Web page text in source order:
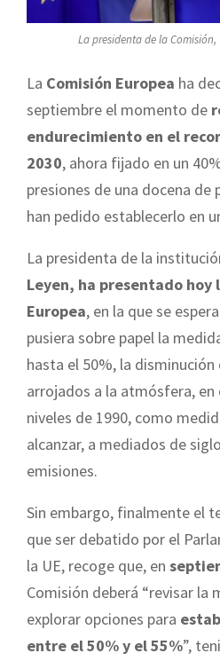
La presidenta de la Comisión,
La Comisión Europea ha
septiembre el momento de
endurecimiento en el
2030, ahora fijado en un
presiones de una docena de
han pedido establecerlo en
La presidenta de la
Leyen, ha presentado hoy
Europea, en la que se
pusiera sobre papel la
hasta el 50%, la
arrojados a la atmósfera, en
niveles de 1990, como
alcanzar, a mediados de
emisiones.
Sin embargo, finalmente el
que ser debatido por el
la UE, recoge que, en
Comisión deberá “revisar la
explorar opciones para
entre el 50% y el 55%”,